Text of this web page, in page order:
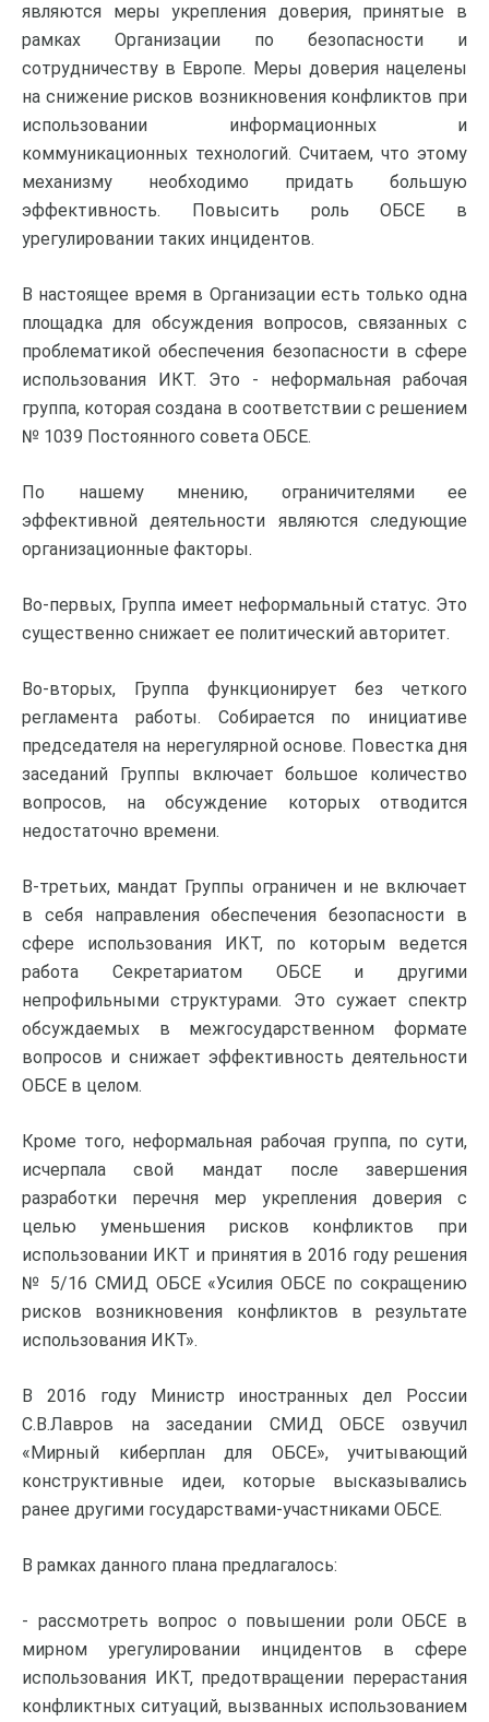
являются меры укрепления доверия, принятые в
рамках Организации по безопасности и
сотрудничеству в Европе. Меры доверия нацелены
на снижение рисков возникновения конфликтов при
использовании информационных и
коммуникационных технологий. Считаем, что этому
механизму необходимо придать большую
эффективность. Повысить роль ОБСЕ в
урегулировании таких инцидентов.
В настоящее время в Организации есть только одна
площадка для обсуждения вопросов, связанных с
проблематикой обеспечения безопасности в сфере
использования ИКТ. Это - неформальная рабочая
группа, которая создана в соответствии с решением
№ 1039 Постоянного совета ОБСЕ.
По нашему мнению, ограничителями ее
эффективной деятельности являются следующие
организационные факторы.
Во-первых, Группа имеет неформальный статус. Это
существенно снижает ее политический авторитет.
Во-вторых, Группа функционирует без четкого
регламента работы. Собирается по инициативе
председателя на нерегулярной основе. Повестка дня
заседаний Группы включает большое количество
вопросов, на обсуждение которых отводится
недостаточно времени.
В-третьих, мандат Группы ограничен и не включает
в себя направления обеспечения безопасности в
сфере использования ИКТ, по которым ведется
работа Секретариатом ОБСЕ и другими
непрофильными структурами. Это сужает спектр
обсуждаемых в межгосударственном формате
вопросов и снижает эффективность деятельности
ОБСЕ в целом.
Кроме того, неформальная рабочая группа, по сути,
исчерпала свой мандат после завершения
разработки перечня мер укрепления доверия с
целью уменьшения рисков конфликтов при
использовании ИКТ и принятия в 2016 году решения
№ 5/16 СМИД ОБСЕ «Усилия ОБСЕ по сокращению
рисков возникновения конфликтов в результате
использования ИКТ».
В 2016 году Министр иностранных дел России
С.В.Лавров на заседании СМИД ОБСЕ озвучил
«Мирный киберплан для ОБСЕ», учитывающий
конструктивные идеи, которые высказывались
ранее другими государствами-участниками ОБСЕ.
В рамках данного плана предлагалось:
- рассмотреть вопрос о повышении роли ОБСЕ в
мирном урегулировании инцидентов в сфере
использования ИКТ, предотвращении перерастания
конфликтных ситуаций, вызванных использованием